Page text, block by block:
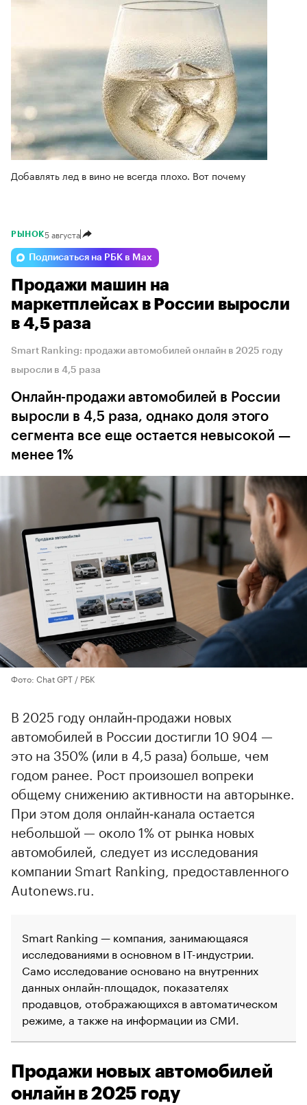
Добавлять лед в вино не всегда плохо. Вот почему
РЫНОК5 августа
Подписаться на РБК в Max
Продажи машин на
маркетплейсах в России выросли
в 4,5 раза
Smart Ranking: продажи автомобилей онлайн в 2025 году
выросли в 4,5 раза
Онлайн-продажи автомобилей в России
выросли в 4,5 раза, однако доля этого
сегмента все еще остается невысокой —
менее 1%
Фото: Chat GPT / РБК
В 2025 году онлайн‑продажи новых
автомобилей в России достигли 10 904 —
это на 350% (или в 4,5 раза) больше, чем
годом ранее. Рост произошел вопреки
общему снижению активности на авторынке.
При этом доля онлайн‑канала остается
небольшой — около 1% от рынка новых
автомобилей, следует из исследования
компании Smart Ranking, предоставленного
Autonews.ru.
Smart Ranking — компания, занимающаяся
исследованиями в основном в IT-индустрии.
Само исследование основано на внутренних
данных онлайн-площадок, показателях
продавцов, отображающихся в автоматическом
режиме, а также на информации из СМИ.
Продажи новых автомобилей
онлайн в 2025 году